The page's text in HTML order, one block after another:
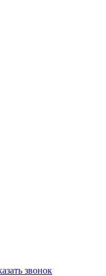
звонок